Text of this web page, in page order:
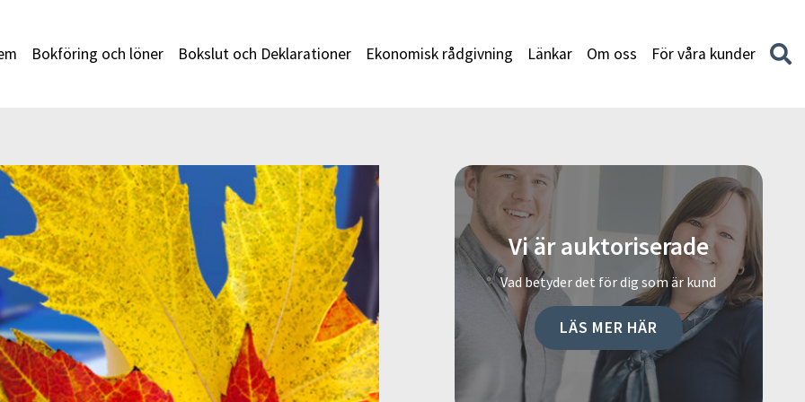
Bokföring och löner Bokslut och Deklarationer Ekonomisk rådgivning Länkar Om oss För våra kunder
Vi är auktoriserade
Vad betyder det för dig som är kund
LÄS MER HÄR